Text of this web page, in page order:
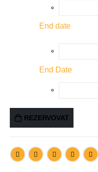
End date
End Date
REZERVOVAT